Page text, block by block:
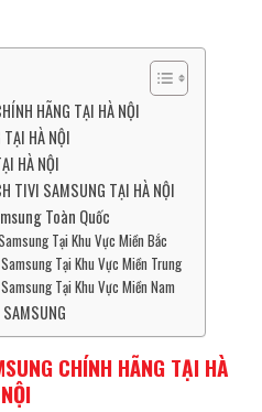
HÃNG TẠI HÀ NỘI
HÀ NỘI
HÀ NỘI
TIVI SAMSUNG TẠI HÀ NỘI
Toàn Quốc
Tại Khu Vực Miền Bắc
Tại Khu Vực Miền Trung
Tại Khu Vực Miền Nam
CHÍNH HÃNG TẠI HÀ
NỘI